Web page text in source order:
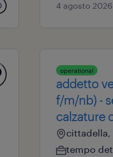
4 agosto 2026
operational
addetto
f/m/nb) -
calzature
cittadella,
tempo